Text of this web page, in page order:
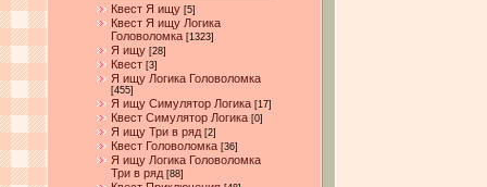
Квест Я ищу [5]
Квест Я ищу Логика
Головоломка [1323]
Я ищу [28]
Квест [3]
Я ищу Логика Головоломка
[455]
Я ищу Симулятор Логика [17]
Квест Симулятор Логика [0]
Я ищу Три в ряд [2]
Квест Головоломка [36]
Я ищу Логика Головоломка
Три в ряд [88]